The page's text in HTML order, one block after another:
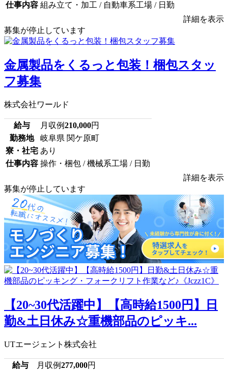
仕事内容 組み立て・加工 / 自動車系工場 / 日勤
詳細を表示
募集が停止しています
金属製品をくるっと包装！梱包スタッ
フ募集
株式会社ワールド
給与 月収例210,000円
勤務地
岐阜県 関ケ原町
寮・社宅 あり
仕事内容 操作・梱包 / 機械系工場 / 日勤
詳細を表示
募集が停止しています
【20~30代活躍中】【高時給1500円】日
勤&土日休み☆重機部品のピッキ...
UTエージェント株式会社
給与 月収例277,000円